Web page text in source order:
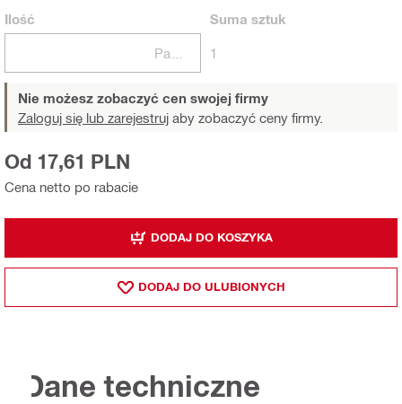
Ilość Suma sztuk
1
Nie możesz zobaczyć cen swojej firmy
Zaloguj się lub zarejestruj aby zobaczyć ceny firmy.
Cena netto po rabacie
Od 17,61 PLN
DODAJ DO KOSZYKA
DODAJ DO ULUBIONYCH
Dane techniczne